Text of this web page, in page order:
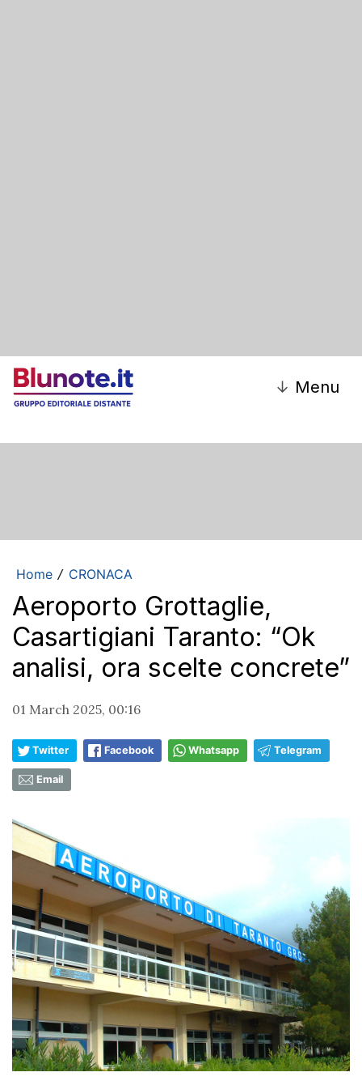
↓ Menu
Home / CRONACA
Aeroporto Grottaglie,
Casartigiani Taranto: “Ok
analisi, ora scelte concrete”
01 March 2025, 00:16
Twitter Facebook Whatsapp Telegram
Email